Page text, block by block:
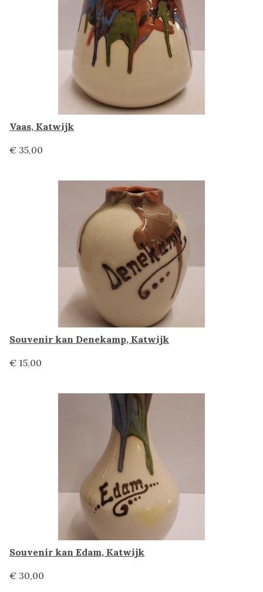
Vaas, Katwijk
€ 35,00
Souvenir kan Denekamp, Katwijk
€ 15,00
Souvenir kan Edam, Katwijk
€ 30,00